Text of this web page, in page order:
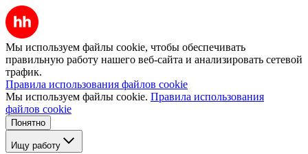
Мы используем файлы cookie, чтобы обеспечивать
правильную работу нашего веб-сайта и анализировать сетевой
трафик.
Правила использования файлов cookie
Мы используем файлы cookie. Правила использования
файлов cookie
Понятно
Ищу работу